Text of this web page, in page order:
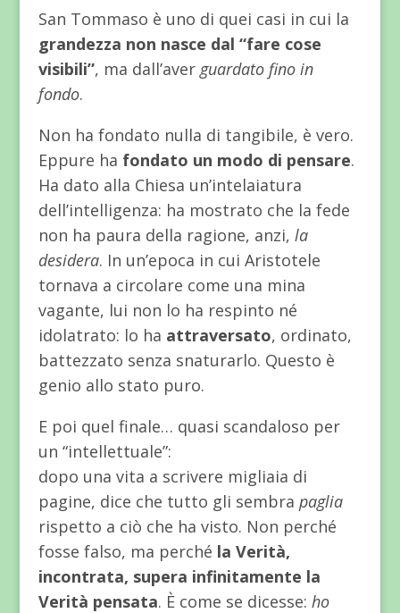
San Tommaso è uno di quei casi in cui la
grandezza non nasce dal “fare cose
visibili”, ma dall’aver guardato fino in
fondo.
Non ha fondato nulla di tangibile, è vero.
Eppure ha fondato un modo di pensare.
Ha dato alla Chiesa un’intelaiatura
dell’intelligenza: ha mostrato che la fede
non ha paura della ragione, anzi, la
desidera. In un’epoca in cui Aristotele
tornava a circolare come una mina
vagante, lui non lo ha respinto né
idolatrato: lo ha attraversato, ordinato,
battezzato senza snaturarlo. Questo è
genio allo stato puro.
E poi quel finale… quasi scandaloso per
un “intellettuale”:
dopo una vita a scrivere migliaia di
pagine, dice che tutto gli sembra paglia
rispetto a ciò che ha visto. Non perché
fosse falso, ma perché la Verità,
incontrata, supera infinitamente la
Verità pensata. È come se dicesse: ho